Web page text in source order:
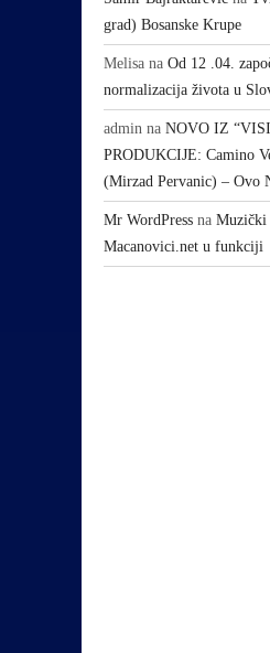
grad) Bosanske Krupe
Melisa na Od 12 .04.
normalizacija života u
admin na NOVO IZ
PRODUKCIJE: Camino
(Mirzad Pervanic) – Ovo
Mr WordPress na Muzički
Macanovici.net u funkciji